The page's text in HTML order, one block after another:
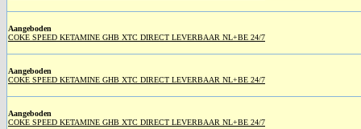
Aangeboden
COKE SPEED KETAMINE GHB XTC DIRECT LEVERBAAR NL+BE 24/7
Aangeboden
COKE SPEED KETAMINE GHB XTC DIRECT LEVERBAAR NL+BE 24/7
Aangeboden
COKE SPEED KETAMINE GHB XTC DIRECT LEVERBAAR NL+BE 24/7